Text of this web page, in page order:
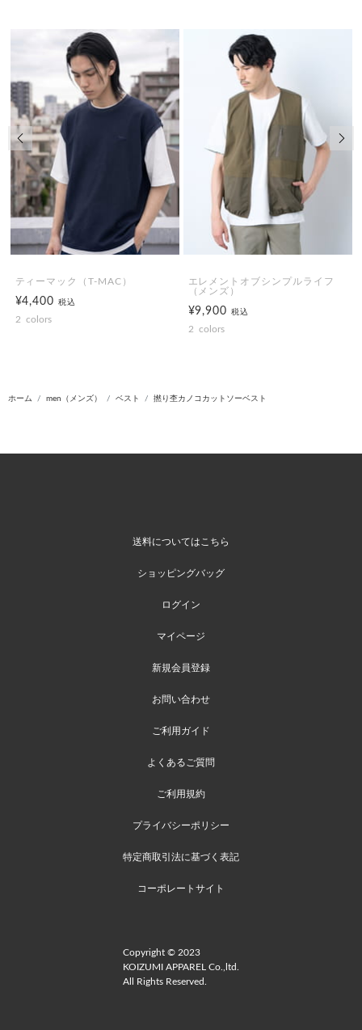
ティーマック（T-MAC）
¥4,400税込
2 colors
エレメントオブシンプルライフ
（メンズ）
¥9,900税込
2 colors
前の画像
ホーム men（メンズ） ベスト 撚り杢カノコカットソーベスト
送料についてはこちら
ショッピングバッグ
ログイン
マイページ
新規会員登録
お問い合わせ
ご利用ガイド
よくあるご質問
ご利用規約
プライバシーポリシー
特定商取引法に基づく表記
コーポレートサイト
Copyright © 2023
KOIZUMI APPAREL Co.,ltd.
All Rights Reserved.